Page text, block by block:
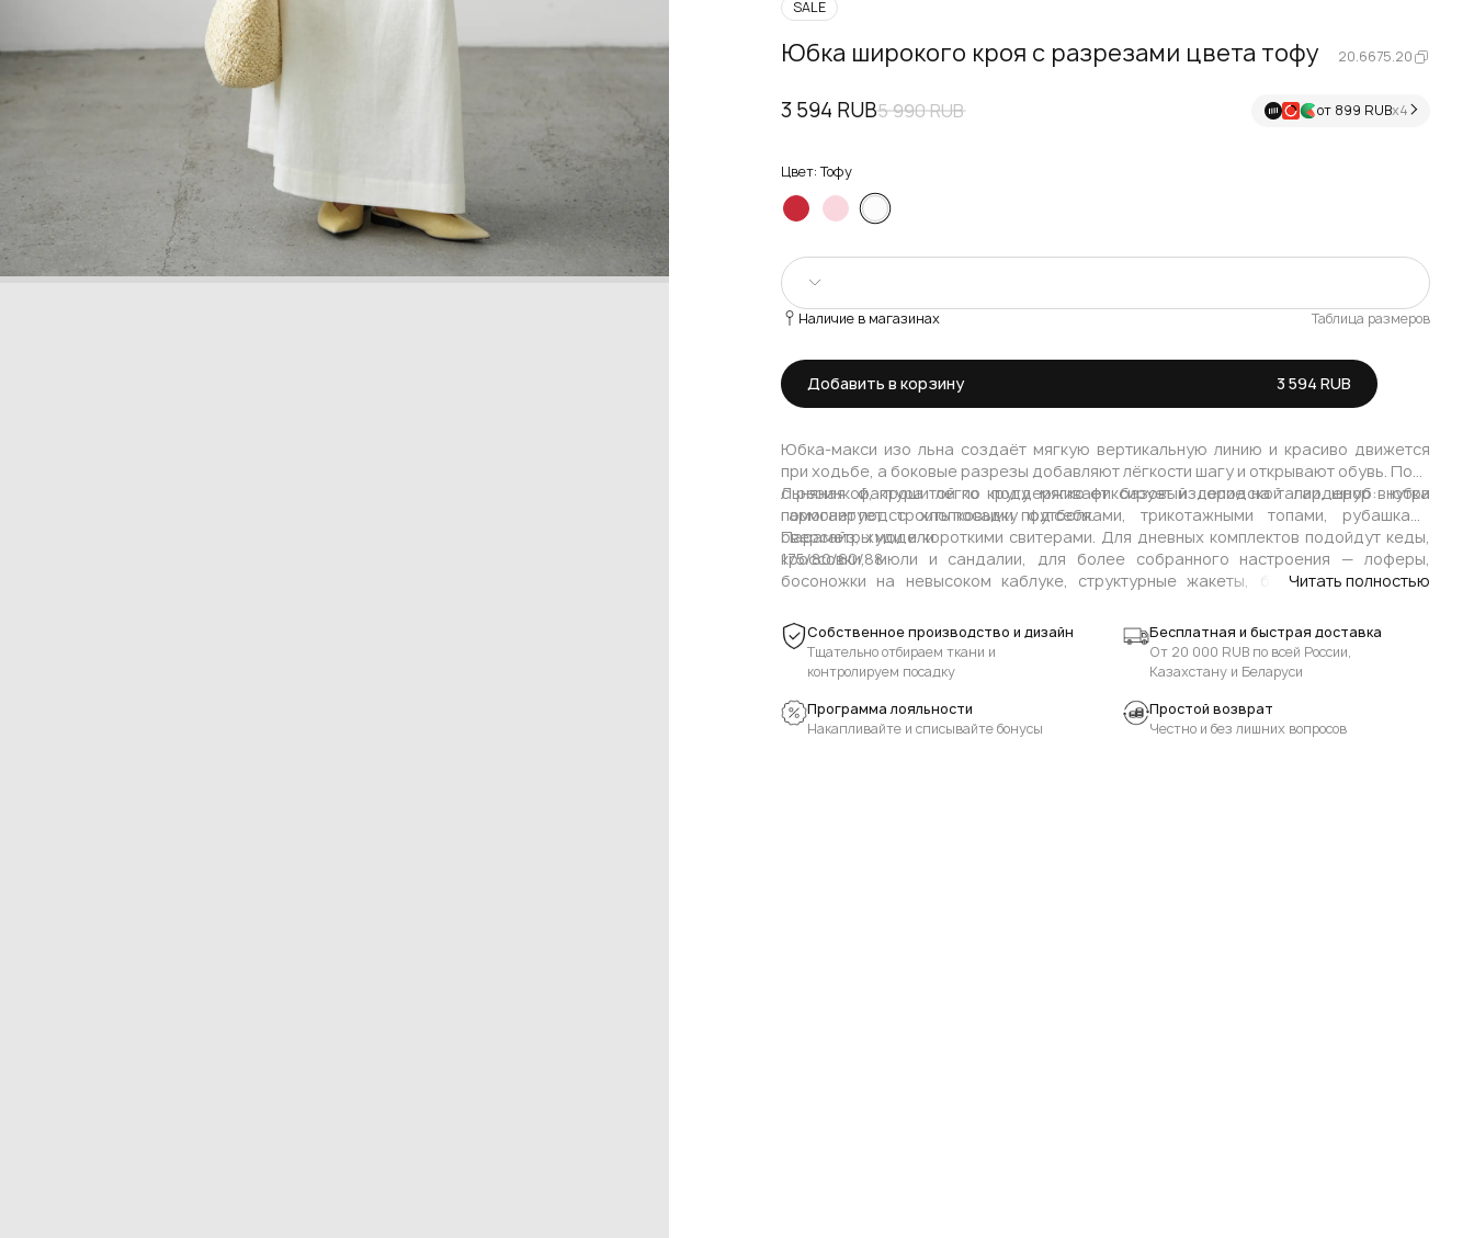
SALE
Юбка широкого кроя с разрезами цвета тофу 20.6675.20
3 594 RUB5 990 RUB от 899 RUBх4
Цвет:Тофу
M/L В наличии
Наличие в магазинах Таблица размеров
Добавить в корзину 3 594 RUB
Юбка‑макси изо льна создаёт мягкую вертикальную линию и красиво движется
при ходьбе, а боковые разрезы добавляют лёгкости шагу и открывают обувь. Пояс
с резинкой, прошитой по кругу, мягко фиксирует изделие на талии, шнур внутри
помогает подстроить посадку под себя.
Льняная фактура легко поддерживает базовый городской гардероб: юбка
гармонирует с хлопковыми футболками, трикотажными топами, рубашками
оверсайз, худи и короткими свитерами. Для дневных комплектов подойдут кеды,
кроссовки, мюли и сандалии, для более собранного настроения — лоферы,
босоножки на невысоком каблуке, структурные жакеты, бомберы или лёгкие
капсульных образов в стилистике ADLI.
Параметры модели
175/80/60/88
Читать полностью
Собственное производство и дизайн
Тщательно отбираем ткани и
контролируем посадку
Бесплатная и быстрая доставка
От 20 000 RUB по всей России,
Казахстану и Беларуси
Программа лояльности
Накапливайте и списывайте бонусы
Простой возврат
Честно и без лишних вопросов